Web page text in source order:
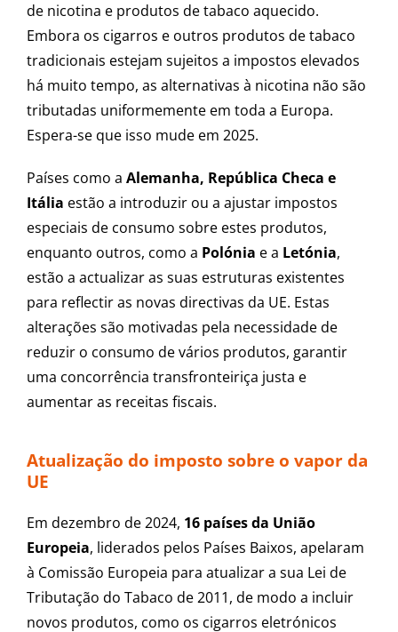
de nicotina e produtos de tabaco aquecido.
Embora os cigarros e outros produtos de tabaco
tradicionais estejam sujeitos a impostos elevados
há muito tempo, as alternativas à nicotina não são
tributadas uniformemente em toda a Europa.
Espera-se que isso mude em 2025.
Países como a Alemanha, República Checa e
Itália estão a introduzir ou a ajustar impostos
especiais de consumo sobre estes produtos,
enquanto outros, como a Polónia e a Letónia,
estão a actualizar as suas estruturas existentes
para reflectir as novas directivas da UE. Estas
alterações são motivadas pela necessidade de
reduzir o consumo de vários produtos, garantir
uma concorrência transfronteiriça justa e
aumentar as receitas fiscais.
Atualização do imposto sobre o vapor da
UE
Em dezembro de 2024, 16 países da União
Europeia, liderados pelos Países Baixos, apelaram
à Comissão Europeia para atualizar a sua Lei de
Tributação do Tabaco de 2011, de modo a incluir
novos produtos, como os cigarros eletrónicos